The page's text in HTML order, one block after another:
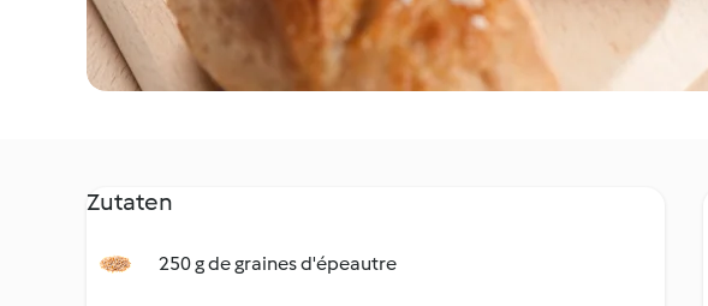
Zutaten
250 g de graines d'épeautre